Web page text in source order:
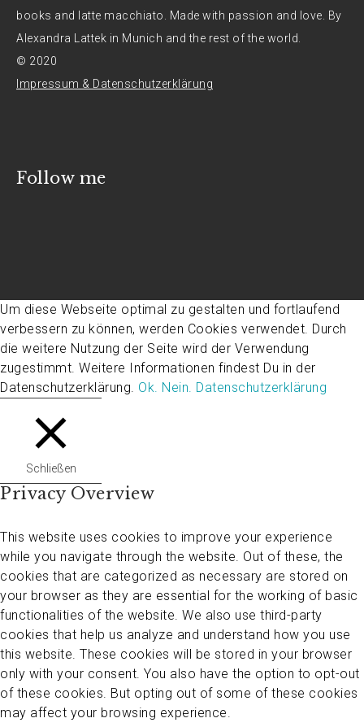
books and latte macchiato. Made with passion and love. By
Alexandra Lattek in Munich and the rest of the world.
© 2020
Impressum & Datenschutzerklärung
Follow me
Um diese Webseite optimal zu gestalten und fortlaufend
verbessern zu können, werden Cookies verwendet. Durch
die weitere Nutzung der Seite wird der Verwendung
zugestimmt. Weitere Informationen findest Du in der
Datenschutzerklärung. Ok. Nein. Datenschutzerklärung
Schließen
Privacy Overview
This website uses cookies to improve your experience
while you navigate through the website. Out of these, the
cookies that are categorized as necessary are stored on
your browser as they are essential for the working of basic
functionalities of the website. We also use third-party
cookies that help us analyze and understand how you use
this website. These cookies will be stored in your browser
only with your consent. You also have the option to opt-out
of these cookies. But opting out of some of these cookies
may affect your browsing experience.